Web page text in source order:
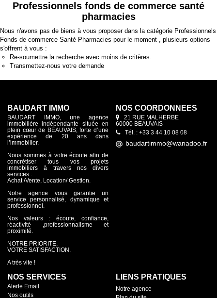
Professionnels fonds de commerce santé
pharmacies
Nous n'avons pas de biens à vous proposer dans la catégorie Professionnels
Fonds de commerce Santé Pharmacies pour le moment , plusieurs options
s'offrent à vous :
Re-soumettre la recherche avec moins de critères.
Transmettez-nous votre demande
BAUDART IMMO
BAUDART IMMO, une agence
immobilière indépendante située en
plein cœur de BEAUVAIS, forte d’une
expérience de 20 ans dans
l’immobilier.
Nous sommes à votre écoute afin de
concrétiser tous vos projets
immobiliers à travers nos divers
services :
Achat /Vente, Location/ Gestion.
Notre agence vous garantie un
service personnalisé, dynamique et
professionnel.
Nos valeurs : écoute, confiance,
réactivité ,professionnalisme et
proximité.
NOTRE PRIORITE,
VOTRE SATISFACTION.
A très vite !
NOS COORDONNÉES
21 RUE MALHERBE
60000 BEAUVAIS
Tél. : +33 3 44 10 08 08
NOS SERVICES
Alerte Email
Nos outils
LIENS PRATIQUES
Notre agence